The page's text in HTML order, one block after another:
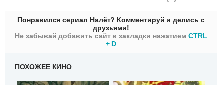
Понравился сериал Налёт? Комментируй и делись с
друзьями!
Не забывай добавить сайт в закладки нажатием CTRL
+ D
ПОХОЖЕЕ КИНО